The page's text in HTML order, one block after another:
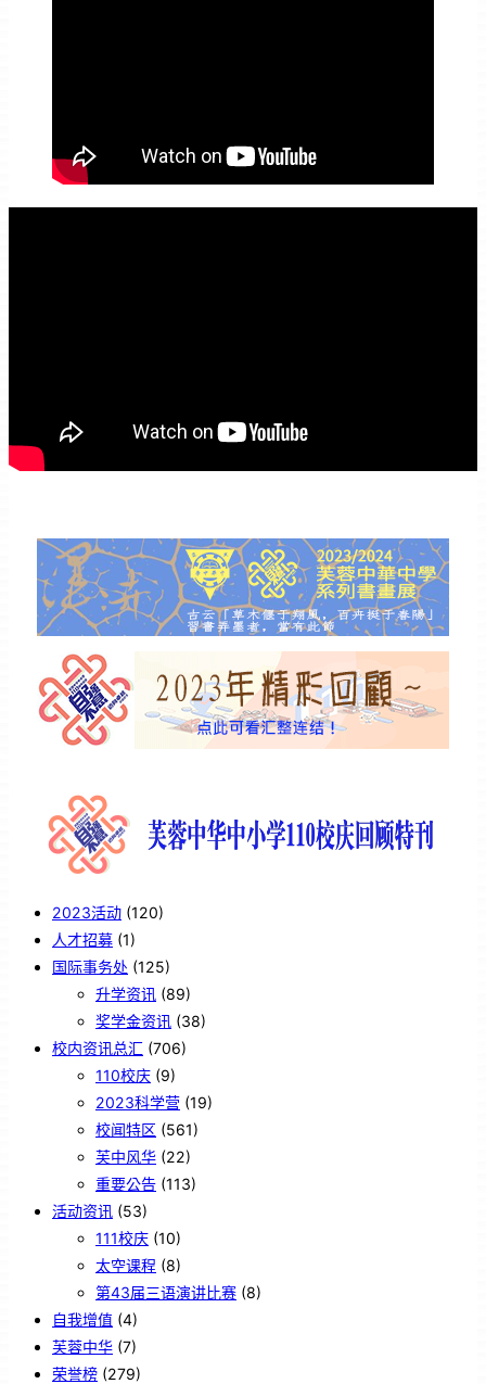
2023活动 (120)
人才招募 (1)
国际事务处 (125)
升学资讯 (89)
奖学金资讯 (38)
校内资讯总汇 (706)
110校庆 (9)
2023科学营 (19)
校闻特区 (561)
芙中风华 (22)
重要公告 (113)
活动资讯 (53)
111校庆 (10)
太空课程 (8)
第43届三语演讲比赛 (8)
自我增值 (4)
芙蓉中华 (7)
荣誉榜 (279)